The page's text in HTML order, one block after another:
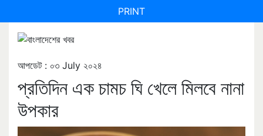
PRINT
আপডেট : ০৩ July ২০২৪
প্রতিদিন এক চামচ ঘি খেলে মিলবে নানা
উপকার